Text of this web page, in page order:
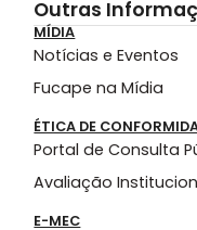
Outras
MÍDIA
Notícias e Eventos
Fucape na Mídia
ÉTICA DE
Portal de Consulta
Avaliação
E-MEC